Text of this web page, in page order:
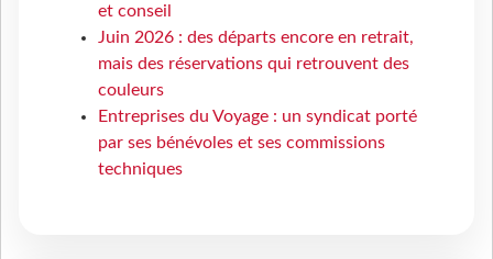
et conseil
Juin 2026 : des départs encore en retrait,
mais des réservations qui retrouvent des
couleurs
Entreprises du Voyage : un syndicat porté
par ses bénévoles et ses commissions
techniques